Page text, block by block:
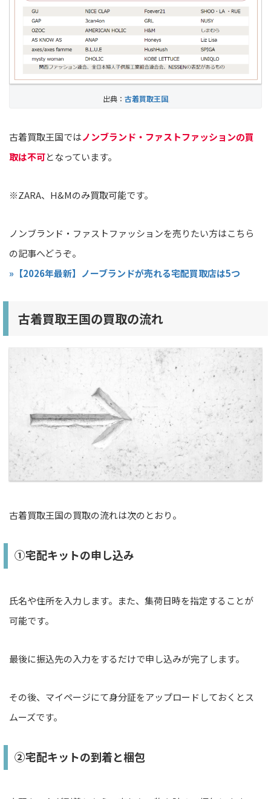
出典： 古着買取王国
古着買取王国ではノンブランド・ファストファッションの買
取は不可となっています。
※ZARA、H&Mのみ買取可能です。
ノンブランド・ファストファッションを売りたい方はこちら
の記事へどうぞ。
»【2026年最新】ノーブランドが売れる宅配買取店は5つ
古着買取王国の買取の流れ
古着買取王国の買取の流れは次のとおり。
①宅配キットの申し込み
氏名や住所を入力します。また、集荷日時を指定することが
可能です。
最後に振込先の入力をするだけで申し込みが完了します。
その後、マイページにて身分証をアップロードしておくとス
ムーズです。
②宅配キットの到着と梱包